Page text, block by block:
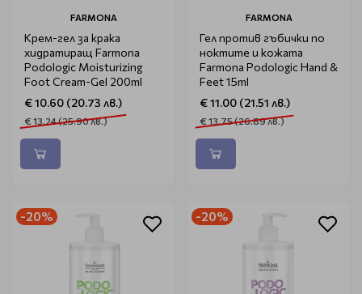
FARMONA
Крем-гел за крака
хидратиращ Farmona
Podologic Moisturizing
Foot Cream-Gel 200ml
€ 10.60 (20.73 лв.)
€ 13.24 (25.90 лв.)
FARMONA
Гел против гъбички по
ноктите и кожата
Farmona Podologic Hand &
Feet 15ml
€ 11.00 (21.51 лв.)
€ 13.75 (26.89 лв.)
-20% -20%